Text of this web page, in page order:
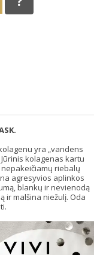
yra „vandens
kolagenas kartu
riebalų
agresyvios aplinkos
blankų ir nevienodą
ir malšina niežulį. Oda